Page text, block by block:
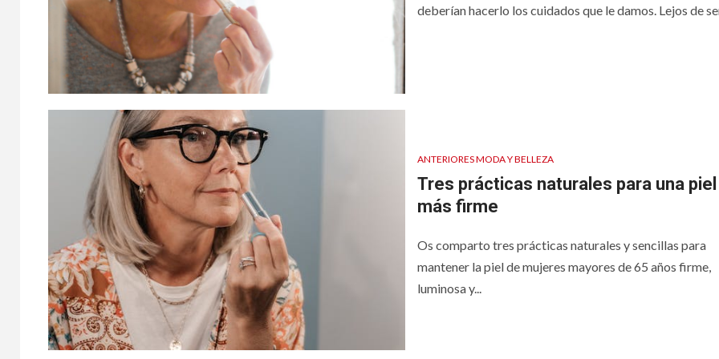
deberían hacerlo los cuidados que le damos. Lejos de
ANTERIORES MODA Y BELLEZA
Tres prácticas naturales para una piel
más firme
Os comparto tres prácticas naturales y sencillas para
mantener la piel de mujeres mayores de 65 años firme,
luminosa y...